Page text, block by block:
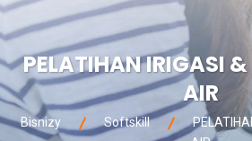
PELATIHAN IRIGASI
AIR
Bisnizy Softskill